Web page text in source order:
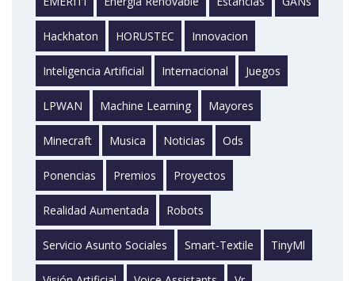
Hackhaton HORUSTEC Innovacion
Inteligencia Artificial Internacional Juegos
LPWAN Machine Learning Mayores
Minecraft Musica Noticias Ods
Ponencias Premios Proyectos
Realidad Aumentada Robots
Servicio Asunto Sociales Smart-Textile TinyMl